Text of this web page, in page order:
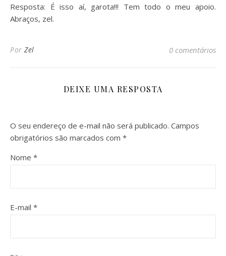
Resposta: É isso aí, garota!!! Tem todo o meu apoio.
Abraços, zel.
Por Zel 0 comentários
DEIXE UMA RESPOSTA
O seu endereço de e-mail não será publicado. Campos
obrigatórios são marcados com *
Nome *
E-mail *